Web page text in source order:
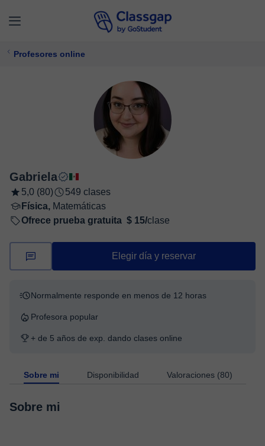
Profesores online
Gabriela
5,0 (80)
549 clases
Física, Matemáticas
Ofrece prueba gratuita $ 15/clase
Elegir día y reservar
Normalmente responde en menos de 12 horas
Profesora popular
+ de 5 años de exp. dando clases online
Sobre mi Disponibilidad Valoraciones (80)
Sobre mi